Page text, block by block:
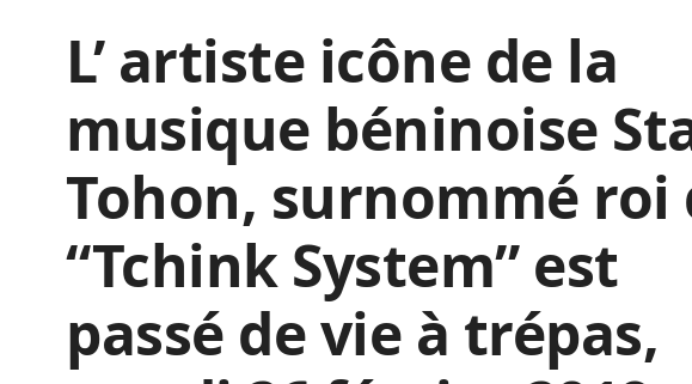
L’ artiste icône de la
musique béninoise
Tohon, surnommé roi
“Tchink System” est
passé de vie à trépas,